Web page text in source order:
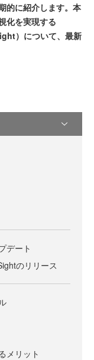
的に紹介します。本
化を実現する
）について、最新
デート
のリリース
メリット